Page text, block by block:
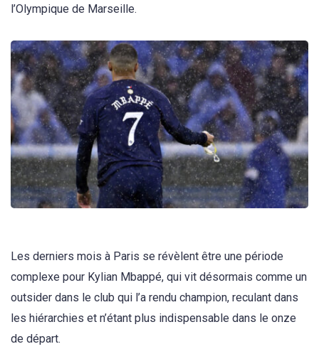
l’Olympique de Marseille.
Les derniers mois à Paris se révèlent être une période
complexe pour Kylian Mbappé, qui vit désormais comme un
outsider dans le club qui l’a rendu champion, reculant dans
les hiérarchies et n’étant plus indispensable dans le onze
de départ.